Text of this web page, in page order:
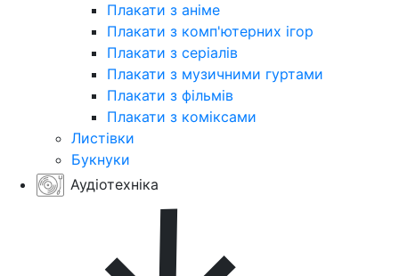
Плакати з аніме
Плакати з комп'ютерних ігор
Плакати з серіалів
Плакати з музичними гуртами
Плакати з фільмів
Плакати з коміксами
Листівки
Букнуки
Аудіотехніка